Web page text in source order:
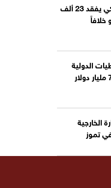
الاقتصاد الأميركي يفقد 23 ألف
الدولية
الخارجية